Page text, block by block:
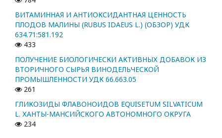
ВИТАМИННАЯ И АНТИОКСИДАНТНАЯ ЦЕННОСТЬ
ПЛОДОВ МАЛИНЫ (RUBUS IDAEUS L.) (ОБЗОР) УДК
634.71:581.192
433
ПОЛУЧЕНИЕ БИОЛОГИЧЕСКИ АКТИВНЫХ ДОБАВОК ИЗ
ВТОРИЧНОГО СЫРЬЯ ВИНОДЕЛЬЧЕСКОЙ
ПРОМЫШЛЕННОСТИ УДК 66.663.05
261
ГЛИКОЗИДЫ ФЛАВОНОИДОВ EQUISETUM SILVATICUM
L. ХАНТЫ-МАНСИЙСКОГО АВТОНОМНОГО ОКРУГА
234